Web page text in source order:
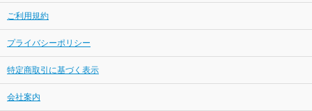
ご利用規約
プライバシーポリシー
特定商取引に基づく表示
会社案内